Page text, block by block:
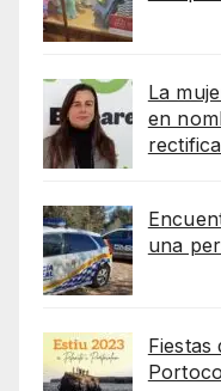
La
en
una